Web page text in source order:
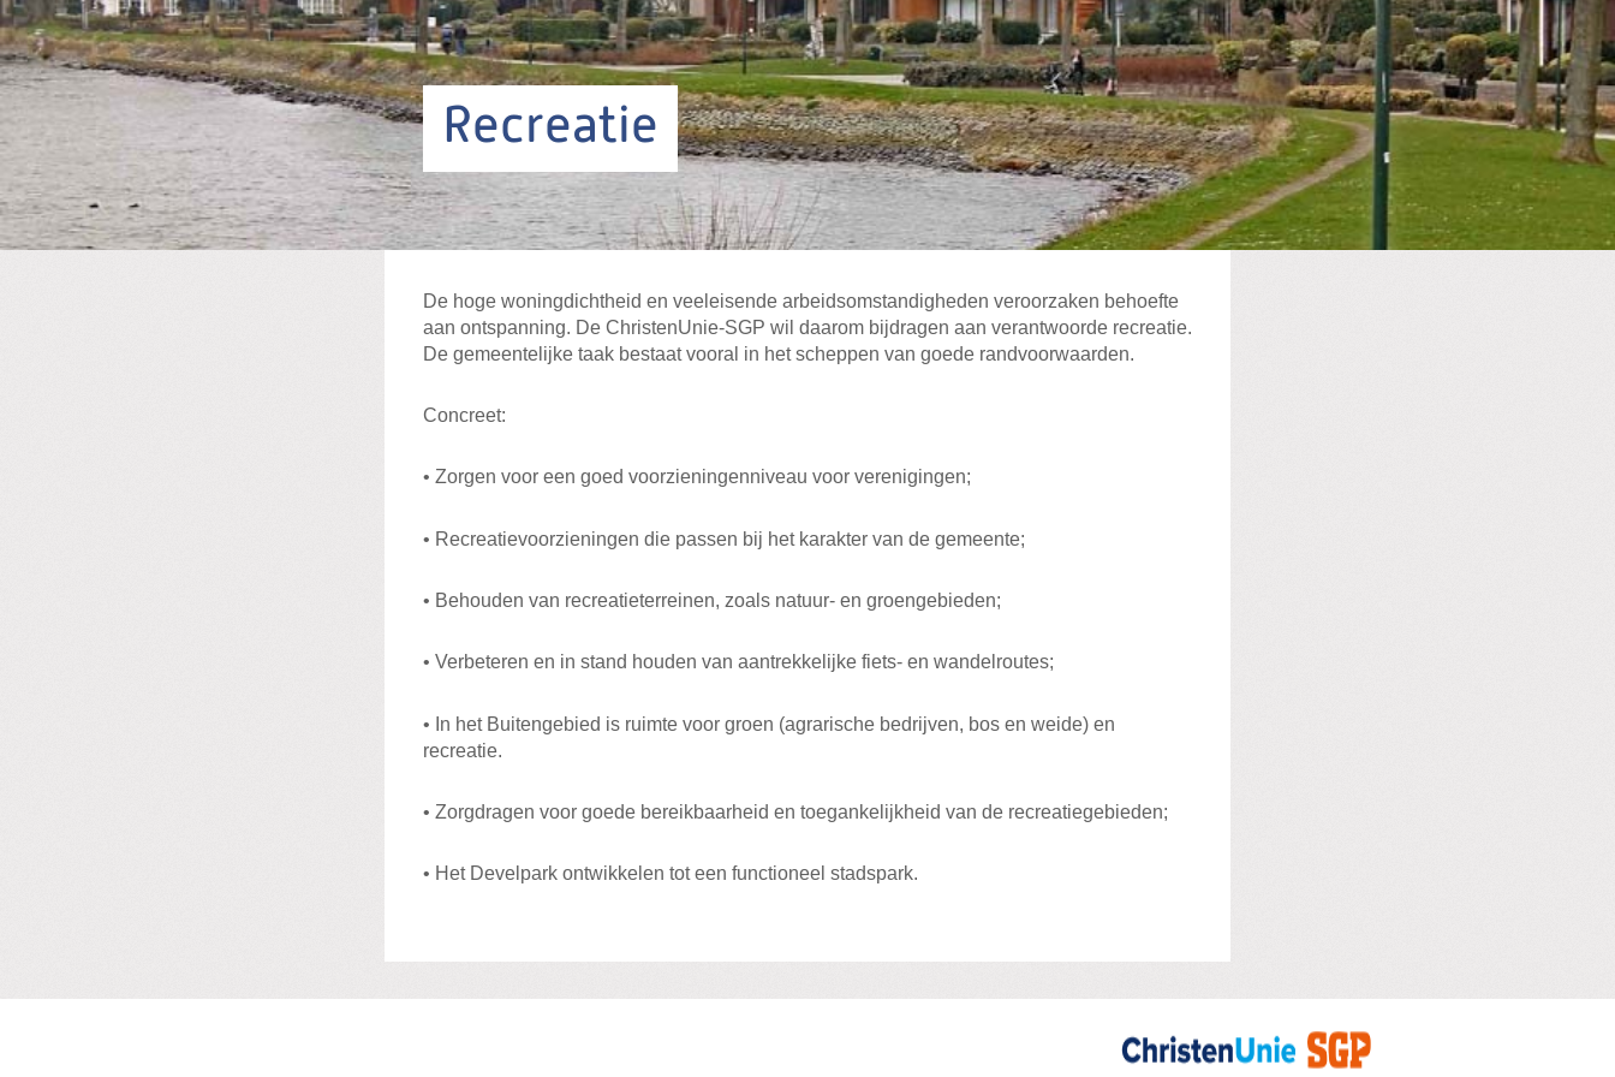
Recreatie
De hoge woningdichtheid en veeleisende arbeidsomstandigheden veroorzaken behoefte
aan ontspanning. De ChristenUnie-SGP wil daarom bijdragen aan verantwoorde recreatie.
De gemeentelijke taak bestaat vooral in het scheppen van goede randvoorwaarden.
Concreet:
• Zorgen voor een goed voorzieningenniveau voor verenigingen;
• Recreatievoorzieningen die passen bij het karakter van de gemeente;
• Behouden van recreatieterreinen, zoals natuur- en groengebieden;
• Verbeteren en in stand houden van aantrekkelijke fiets- en wandelroutes;
• In het Buitengebied is ruimte voor groen (agrarische bedrijven, bos en weide) en
recreatie.
• Zorgdragen voor goede bereikbaarheid en toegankelijkheid van de recreatiegebieden;
• Het Develpark ontwikkelen tot een functioneel stadspark.